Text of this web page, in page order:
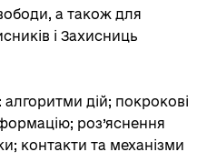
а також для
і Захисниць
дій; покрокові
роз’яснення
контакти та механізми